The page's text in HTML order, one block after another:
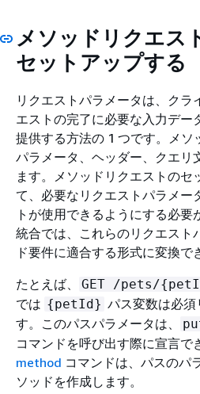
メソッドリクエス
セットアップする
リクエストパラメータは、クラ
エストの完了に必要な入力デー
提供する方法の 1 つです。メソ
パラメータ、ヘッダー、クエリ
ます。メソッドリクエストのセ
て、必要なリクエストパラメー
トが使用できるようにする必
統合では、これらのリクエスト
ド要件に適合する形式に変換で
たとえば、
GET /pets/{
では {petId} パス変数は必
す。このパスパラメータは、
コマンドを呼び出す際に宣言で
method コマンドは、パスのパ
ソッドを作成します。